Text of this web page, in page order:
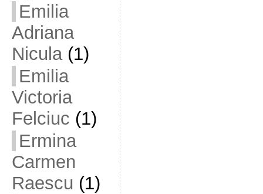
Emilia
Adriana
Nicula(1)
Emilia
Victoria
Felciuc (1)
Ermina
Carmen
Raescu (1)